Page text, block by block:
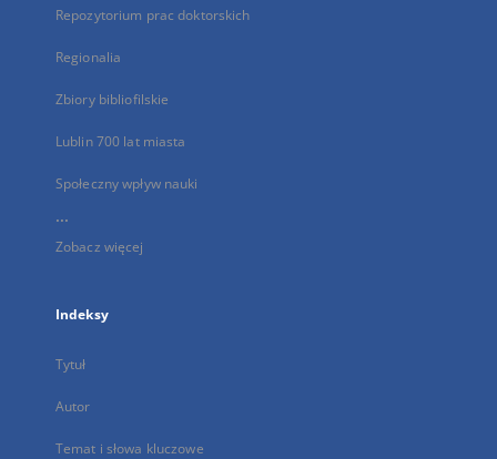
Repozytorium prac doktorskich
Regionalia
Zbiory bibliofilskie
Lublin 700 lat miasta
Społeczny wpływ nauki
...
Zobacz więcej
Indeksy
Tytuł
Autor
Temat i słowa kluczowe